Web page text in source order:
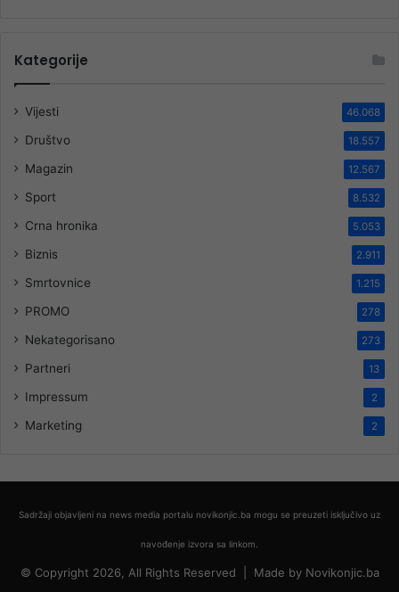
Kategorije
Vijesti 46.068
Društvo 18.557
Magazin 12.567
Sport 8.532
Crna hronika 5.053
Biznis 2.911
Smrtovnice 1.215
PROMO 278
Nekategorisano 273
Partneri 13
Impressum 2
Marketing 2
Sadržaji objavljeni na news media portalu novikonjic.ba mogu se preuzeti isključivo uz
navođenje izvora sa linkom.
© Copyright 2026, All Rights Reserved | Made by Novikonjic.ba